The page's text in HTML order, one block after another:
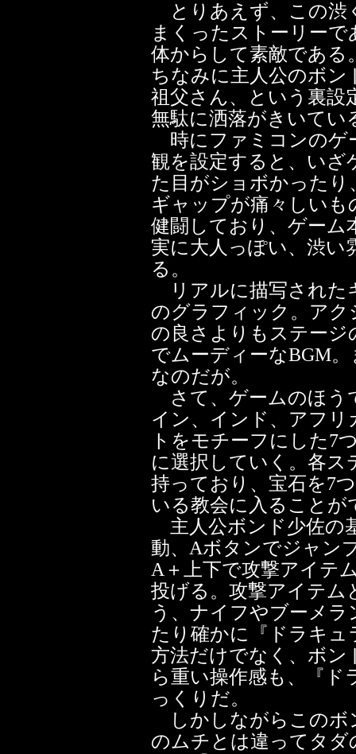
とりあえず、この渋
まくったストーリー
体からして素敵である
ちなみに主人公のボン
祖父さん、という裏設
無駄に洒落がきいてい
時にファミコンのゲ
観を設定すると、いざ
た目がショボかった
ギャップが痛々しい
健闘しており、ゲーム
実に大人っぽい、渋い
る。
リアルに描写された
のグラフィック。ア
の良さよりもステー
でムーディーなBGM
なのだが。
さて、ゲームのほう
イン、インド、アフ
トをモチーフにした7
に選択していく。各ス
持っており、宝石を7
いる教会に入ることが
主人公ボンド少佐の
動、Aボタンでジャン
A＋上下で攻撃アイテ
投げる。攻撃アイテム
う、ナイフやブーメ
たり確かに『ドラキ
方法だけでなく、ボン
ら重い操作感も、『
っくりだ。
しかしながらこのボ
のムチとは違ってタ